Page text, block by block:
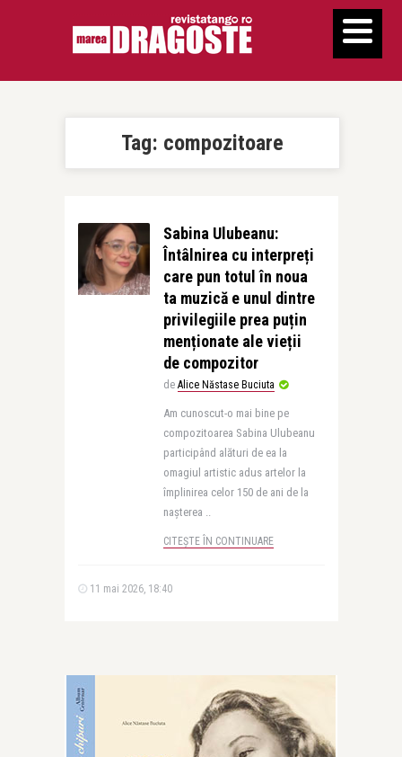
Tag: compozitoare
Sabina Ulubeanu:
Întâlnirea cu interpreți
care pun totul în noua
ta muzică e unul dintre
privilegiile prea puțin
menționate ale vieții
de compozitor
de Alice Năstase Buciuta
Am cunoscut-o mai bine pe
compozitoarea Sabina Ulubeanu
participând alături de ea la
omagiul artistic adus artelor la
împlinirea celor 150 de ani de la
nașterea ..
CITEȘTE ÎN CONTINUARE
11 mai 2026, 18:40